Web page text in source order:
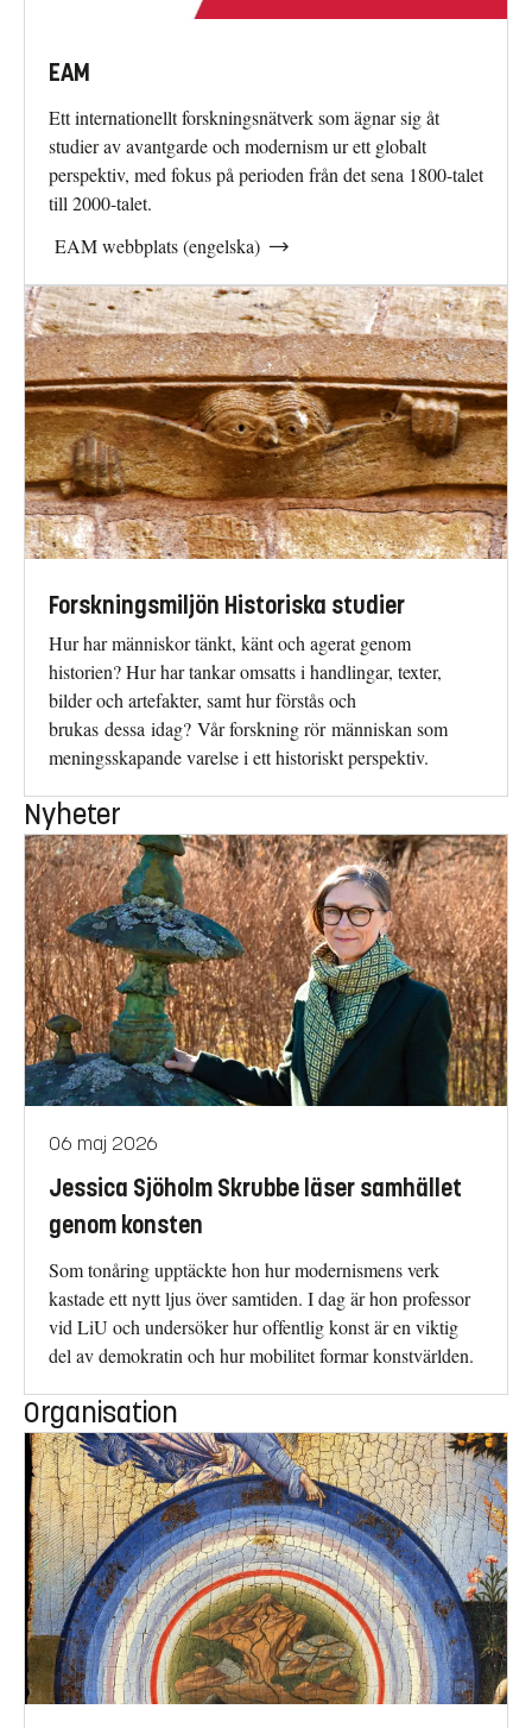
Sascha Bru, KU Leuven, Belgien
Elena Hamalidi, Ionian University, Corfu, Grekland
Benedikt Hjartarson, University of Iceland, Island
Agata Jakubowska, University of Warsaw, Polen
Australien
Jean-Pierre Montier, Université Rennes 2, Frankrike
Tania Ørum, University of Copenhagen, Danmark
Camilla Paldam, Aarhus University, Danmark
Ann Stephen, University of Sydney, Australien
Harri Veivo, Université de Caen Normandie, Frankrike
Rea Walldén, Aristotle University, Thessaloniki, Grekland
EAM
Ett internationellt forskningsnätverk som ägnar sig åt
studier av avantgarde och modernism ur ett globalt
perspektiv, med fokus på perioden från det sena 1800-talet
till 2000-talet.
EAM webbplats (engelska)
Forskningsmiljön Historiska studier
Hur har människor tänkt, känt och agerat genom
historien? Hur har tankar omsatts i handlingar, texter,
bilder och artefakter, samt hur förstås och
brukas dessa idag? Vår forskning rör människan som
meningsskapande varelse i ett historiskt perspektiv.
Nyheter
06 maj 2026
Jessica Sjöholm Skrubbe läser samhället
genom konsten
Som tonåring upptäckte hon hur modernismens verk
kastade ett nytt ljus över samtiden. I dag är hon professor
vid LiU och undersöker hur offentlig konst är en viktig
del av demokratin och hur mobilitet formar konstvärlden.
Organisation